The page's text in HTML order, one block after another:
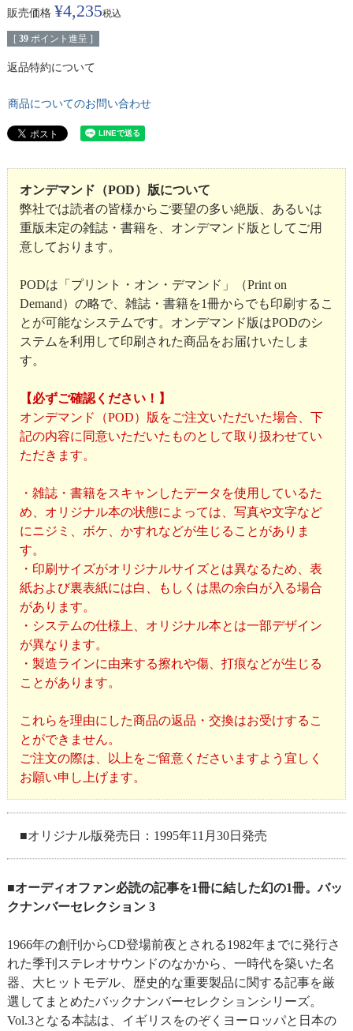
販売価格 ¥4,235税込
[ 39 ポイント進呈 ]
返品特約について
商品についてのお問い合わせ
オンデマンド（POD）版について
弊社では読者の皆様からご要望の多い絶版、あるいは
重版未定の雑誌・書籍を、オンデマンド版としてご用
意しております。
PODは「プリント・オン・デマンド」（Print on
Demand）の略で、雑誌・書籍を1冊からでも印刷するこ
とが可能なシステムです。オンデマンド版はPODのシ
ステムを利用して印刷された商品をお届けいたしま
す。
【必ずご確認ください！】
オンデマンド（POD）版をご注文いただいた場合、下
記の内容に同意いただいたものとして取り扱わせてい
ただきます。
・雑誌・書籍をスキャンしたデータを使用しているた
め、オリジナル本の状態によっては、写真や文字など
にニジミ、ボケ、かすれなどが生じることがありま
す。
・印刷サイズがオリジナルサイズとは異なるため、表
紙および裏表紙には白、もしくは黒の余白が入る場合
があります。
・システムの仕様上、オリジナル本とは一部デザイン
が異なります。
・製造ラインに由来する擦れや傷、打痕などが生じる
ことがあります。
これらを理由にした商品の返品・交換はお受けするこ
とができません。
ご注文の際は、以上をご留意くださいますよう宜しく
お願い申し上げます。
■オリジナル版発売日：1995年11月30日発売
■オーディオファン必読の記事を1冊に結した幻の1冊。バッ
クナンバーセレクション 3
1966年の創刊からCD登場前夜とされる1982年までに発行さ
れた季刊ステレオサウンドのなかから、一時代を築いた名
器、大ヒットモデル、歴史的な重要製品に関する記事を厳
選してまとめたバックナンバーセレクションシリーズ。
Vol.3となる本誌は、イギリスをのぞくヨーロッパと日本の